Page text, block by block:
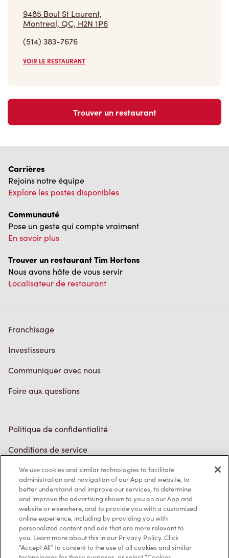
9485 Boul St Laurent,
Montreal, QC, H2N 1P6
(514) 383-7676
VOIR LE RESTAURANT
Trouver un restaurant
Carrières
Rejoins notre équipe
Explore les postes disponibles
Communauté
Pose un geste qui compte vraiment
En savoir plus
Trouver un restaurant Tim Hortons
Nous avons hâte de vous servir
Localisateur de restaurant
Franchisage
Investisseurs
Communiquer avec nous
Foire aux questions
Politique de confidentialité
Conditions de service
Marques de commerce
Accessibilité
Diagnostic
Contactez-nous
We use cookies and similar technologies to facilitate
administration and navigation of our App and website, to
better understand and improve our services, to determine
and improve the advertising shown to you on our App and
website or elsewhere, and to provide you with a customized
online experience, including by providing you with
personalized content and ads that are more relevant to
you. Learn more about this in our Privacy Policy. Click
“Accept All” to consent to the use of all cookies and similar